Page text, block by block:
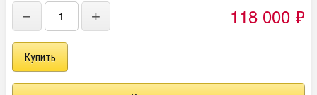
− + 118 000 ₽